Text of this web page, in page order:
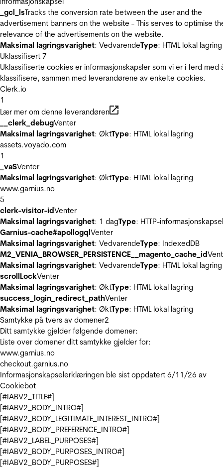
_gcl_lsTracks the conversion rate between the user and the
advertisement banners on the website - This serves to optimise
relevance of the advertisements on the website.
Maksimal lagringsvarighet: VedvarendeType: HTML lokal lagring
Uklassifisert 7
Uklassifiserte cookies er informasjonskapsler som vi er i ferd med
klassifisere, sammen med leverandørene av enkelte cookies.
Clerk.io
1
Lær mer om denne leverandøren
__clerk_debugVenter
Maksimal lagringsvarighet: ØktType: HTML lokal lagring
assets.voyado.com
1
_vaSVenter
Maksimal lagringsvarighet: ØktType: HTML lokal lagring
www.garnius.no
5
clerk-visitor-idVenter
Maksimal lagringsvarighet: 1 dagType: HTTP-informasjonskapsel
Garnius-cache#apollogqlVenter
Maksimal lagringsvarighet: VedvarendeType: IndexedDB
M2_VENIA_BROWSER_PERSISTENCE__magento_cache_id
Maksimal lagringsvarighet: VedvarendeType: HTML lokal lagring
scrollLockVenter
Maksimal lagringsvarighet: ØktType: HTML lokal lagring
success_login_redirect_pathVenter
Maksimal lagringsvarighet: ØktType: HTML lokal lagring
Samtykke på tvers av domener2
Ditt samtykke gjelder følgende domener:
Liste over domener ditt samtykke gjelder for:
www.garnius.no
checkout.garnius.no
Informasjonskapselerklæringen ble sist oppdatert 6/11/26 av
Cookiebot
[#IABV2_TITLE#]
[#IABV2_BODY_INTRO#]
[#IABV2_BODY_LEGITIMATE_INTEREST_INTRO#]
[#IABV2_BODY_PREFERENCE_INTRO#]
[#IABV2_LABEL_PURPOSES#]
[#IABV2_BODY_PURPOSES_INTRO#]
[#IABV2_BODY_PURPOSES#]